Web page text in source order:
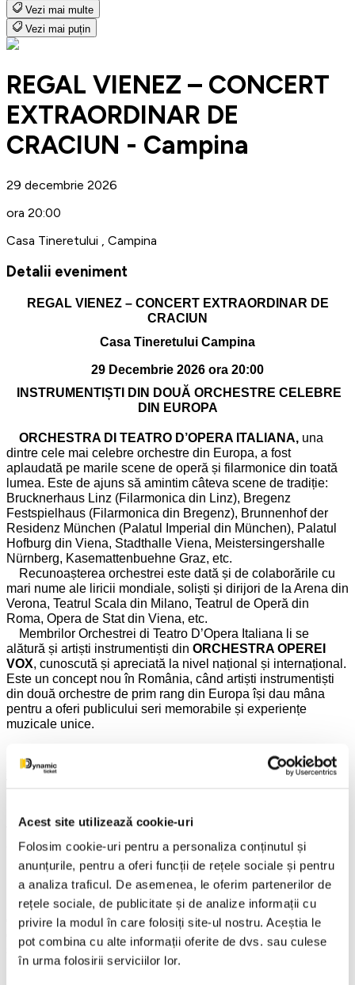
Acest site utilizează cookie-uri
Folosim cookie-uri pentru a personaliza conținutul și
anunțurile, pentru a oferi funcții de rețele sociale și pentru
a analiza traficul. De asemenea, le oferim partenerilor de
rețele sociale, de publicitate și de analize informații cu
privire la modul în care folosiți site-ul nostru. Aceștia le
pot combina cu alte informații oferite de dvs. sau culese
în urma folosirii serviciilor lor.
Vezi mai multe
Vezi mai puțin
REGAL VIENEZ – CONCERT
EXTRAORDINAR DE
CRACIUN - Campina
29 decembrie 2026
ora 20:00
Casa Tineretului , Campina
Detalii eveniment
REGAL VIENEZ – CONCERT EXTRAORDINAR DE
CRACIUN
Casa Tineretului Campina
29 Decembrie 2026 ora 20:00
INSTRUMENTIȘTI DIN DOUĂ ORCHESTRE CELEBRE
DIN EUROPA
ORCHESTRA DI TEATRO D’OPERA ITALIANA, una
dintre cele mai celebre orchestre din Europa, a fost
aplaudată pe marile scene de operă și filarmonice din toată
lumea. Este de ajuns să amintim câteva scene de tradiție:
Brucknerhaus Linz (Filarmonica din Linz), Bregenz
Festspielhaus (Filarmonica din Bregenz), Brunnenhof der
Residenz München (Palatul Imperial din München), Palatul
Hofburg din Viena, Stadthalle Viena, Meistersingershalle
Nürnberg, Kasemattenbuehne Graz, etc.
Recunoașterea orchestrei este dată și de colaborările cu
mari nume ale liricii mondiale, soliști și dirijori de la Arena din
Verona, Teatrul Scala din Milano, Teatrul de Operă din
Roma, Opera de Stat din Viena, etc.
Membrilor Orchestrei di Teatro D’Opera Italiana li se
alătură și artiști instrumentiști din ORCHESTRA OPEREI
VOX, cunoscută și apreciată la nivel național și internațional.
Este un concept nou în România, când artiști instrumentiști
din două orchestre de prim rang din Europa își dau mâna
pentru a oferi publicului seri memorabile și experiențe
muzicale unice.
DE LA JOHANN STRAUSS LA BOGDAN COSTACHE
SAU DESPRE MODELUL VIENEZ AL DIRIJATULUI CU
Conducerea muzicală a spectacolului va fi asigurată de
tânărul dirijor și solist violinist BOGDAN COSTACHE
astfel, soliștii și instrumentiștii invitați din Viena, Italia,
Elveția, Germania, vor evolua sub bagheta unuia dintre cei
mai talentați conducători de orchestră ai tinerei generații,
născut în România! Prezența luiBOGDAN COSTACHEîn
programulREGALULUI VIENEZdin acest an se datorează
dumneavoastră, publicului spectator care îl îndrăgiți deja atât
de mult și v-ați arătat impresionați de prestația lui, dorindu-vă
să-l revedeți cât mai curând. Astfel, spectacolul va fi unul
interactiv, dirijat „cu vioara în mână” după modelul